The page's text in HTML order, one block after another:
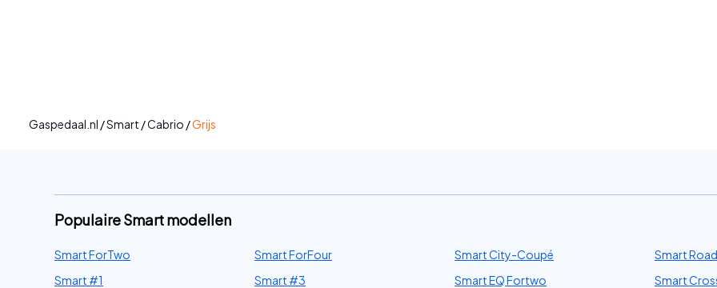
Gaspedaal.nl /Smart /Cabrio /Grijs
Populaire Smart modellen
Smart ForTwo Smart ForFour Smart City-Coupé
Smart
Smart #1
Smart #3 Smart EQ Fortwo Smart